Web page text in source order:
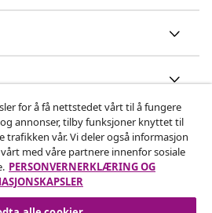
for å få nettstedet vårt til å fungere
annonser, tilby funksjoner knyttet til
trafikken vår. Vi deler også informasjon
med våre partnere innenfor sosiale
PERSONVERNERKLÆRING OG